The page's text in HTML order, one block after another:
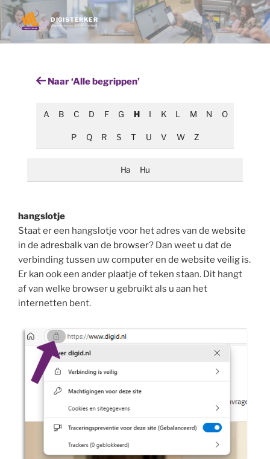
Ga
naar
de
DIGISTERKER
Werken met de digitale overheid
Naar ‘Alle begrippen’
A B C D F G H I K L M N O
P Q R S T U V W Z
Ha Hu
hangslotje
Staat er een hangslotje voor het adres van de website
in de adresbalkvan de browser? Dan weet u dat de
verbinding tussen uw computer en de website veilig is.
Er kan ook een ander plaatje of teken staan. Dit hangt
af van welke browser u gebruikt als u aan het
internetten bent.